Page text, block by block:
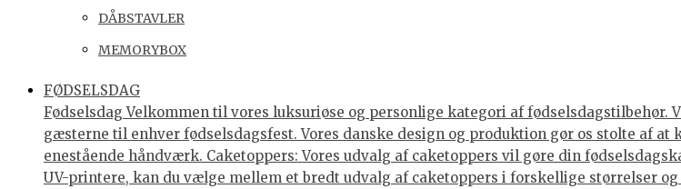
DÅBSTAVLER
MEMORYBOX
FØDSELSDAG
Fødselsdag Velkommen til vores luksuriøse og personlige kategori af
gæsterne til enhver fødselsdagsfest. Vores danske design og produktion gør os stolte af
enestående håndværk. Caketoppers: Vores udvalg af caketoppers vil gøre din
UV-printere, kan du vælge mellem et bredt udvalg af caketoppers i forskellige størrelser